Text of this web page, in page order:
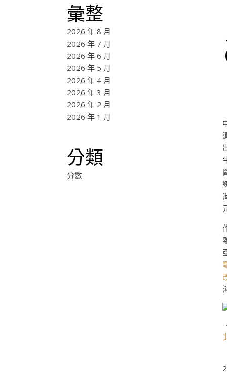
彙整
2026 年 8 月
2026 年 7 月
2026 年 6 月
2026 年 5 月
2026 年 4 月
2026 年 3 月
2026 年 2 月
2026 年 1 月
分類
分數